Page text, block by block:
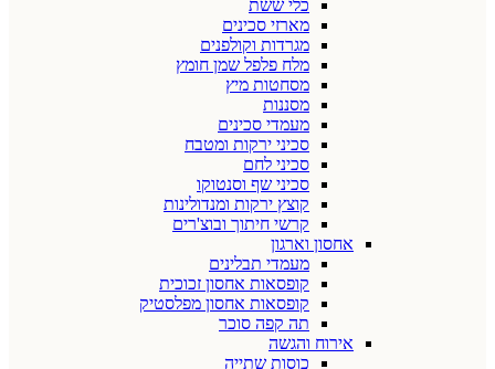
כלי ששת
מארזי סכינים
מגרדות וקולפנים
מלח פלפל שמן חומץ
מסחטות מיץ
מסננות
מעמדי סכינים
סכיני ירקות ומטבח
סכיני לחם
סכיני שף וסנטוקו
קוצץ ירקות ומנדולינות
קרשי חיתוך ובוצ'רים
אחסון וארגון
מעמדי תבלינים
קופסאות אחסון זכוכית
קופסאות אחסון מפלסטיק
תה קפה סוכר
אירוח והגשה
כוסות שתייה